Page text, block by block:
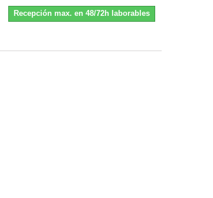
Recepción max. en 48/72h laborables